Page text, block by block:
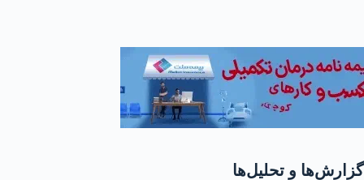
گزارش‌ها و تحلیل‌ها